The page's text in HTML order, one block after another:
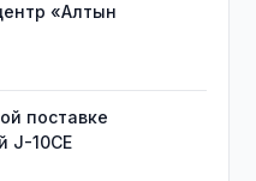
«Алтын
поставке
J-10CE